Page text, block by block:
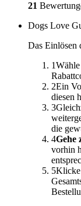
21
Dogs Love
Das Einlösen
1
2Ein
diesen
3
die
4Gehe
vorhin
5